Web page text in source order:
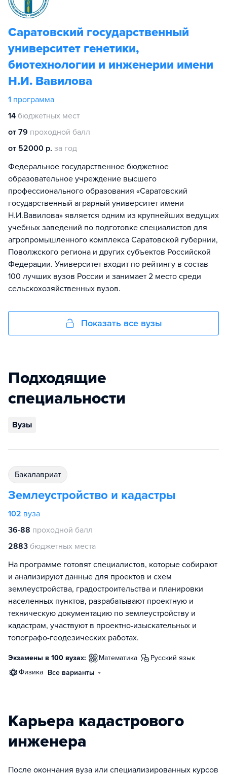
Саратовский государственный
университет генетики,
биотехнологии и инженерии имени
Н.И. Вавилова
1 программа
14 бюджетных мест
от 79 проходной балл
от 52000 р. за год
Федеральное государственное бюджетное
образовательное учреждение высшего
профессионального образования «Саратовский
государственный аграрный университет имени
Н.И.Вавилова» является одним из крупнейших ведущих
учебных заведений по подготовке специалистов для
агропромышленного комплекса Саратовской губернии,
Поволжского региона и других субъектов Российской
Федерации. Университет входит по рейтингу в состав
100 лучших вузов России и занимает 2 место среди
сельскохозяйственных вузов.
Показать все вузы
Подходящие
специальности
Вузы
бакалавриат
Землеустройство и кадастры
102 вуза
36-88 проходной балл
2883 бюджетных места
На программе готовят специалистов, которые собирают
и анализируют данные для проектов и схем
землеустройства, градостроительства и планировки
населенных пунктов, разрабатывают проектную и
техническую документацию по землеустройству и
кадастрам, участвуют в проектно-изыскательных и
топографо-геодезических работах.
Экзамены в 100 вузах: математика
русский язык
физика Все варианты
Карьера кадастрового
инженера
После окончания вуза или специализированных курсов